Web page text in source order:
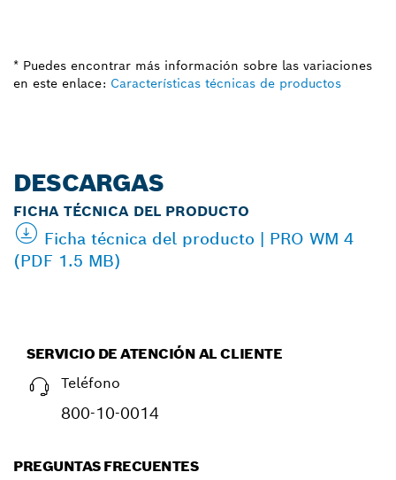
* Puedes encontrar más información sobre las variaciones
en este enlace: Características técnicas de productos
DESCARGAS
FICHA TÉCNICA DEL PRODUCTO
Ficha técnica del producto | PRO WM 4
(PDF 1.5 MB)
SERVICIO DE ATENCIÓN AL CLIENTE
Teléfono
800-10-0014
PREGUNTAS FRECUENTES